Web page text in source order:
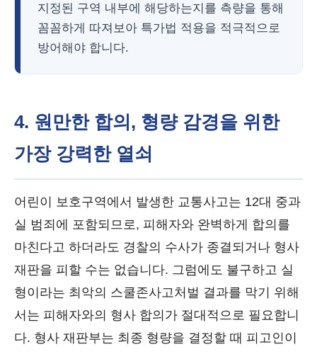
지정된 구역 내부에 해당하는지를 측량을 통해
꼼꼼하게 따져보아 특가법 적용을 적극적으로
방어해야 합니다.
4. 원만한 합의, 형량 감경을 위한
가장 강력한 열쇠
어린이 보호구역에서 발생한 교통사고는 12대 중과
실 범죄에 포함되므로, 피해자와 완벽하게 합의를
마친다고 하더라도 경찰의 수사가 종결되거나 형사
재판을 피할 수는 없습니다. 그럼에도 불구하고 실
형이라는 최악의 스쿨존사고처벌 결과를 막기 위해
서는 피해자와의 형사 합의가 절대적으로 필요합니
다. 형사 재판부는 최종 형량을 결정할 때 피고인이